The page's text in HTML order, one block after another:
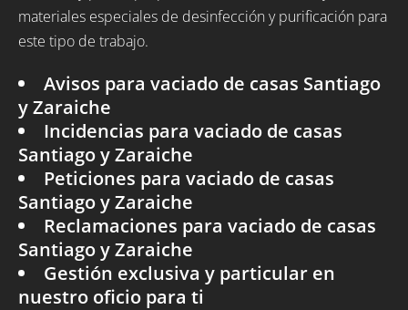
materiales especiales de desinfección y purificación para
este tipo de trabajo.
Avisos para vaciado de casas Santiago
y Zaraiche
Incidencias para vaciado de casas
Santiago y Zaraiche
Peticiones para vaciado de casas
Santiago y Zaraiche
Reclamaciones para vaciado de casas
Santiago y Zaraiche
Gestión exclusiva y particular en
nuestro oficio para ti